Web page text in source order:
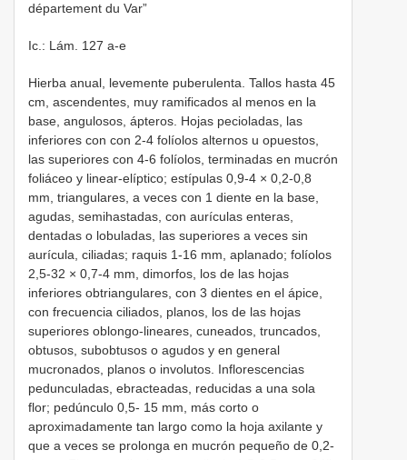
département du Var”
Ic.: Lám. 127 a-e
Hierba anual, levemente puberulenta. Tallos hasta 45
cm, ascendentes, muy ramificados al menos en la
base, angulosos, ápteros. Hojas pecioladas, las
inferiores con con 2-4 folíolos alternos u opuestos,
las superiores con 4-6 folíolos, terminadas en mucrón
foliáceo y linear-elíptico; estípulas 0,9-4 × 0,2-0,8
mm, triangulares, a veces con 1 diente en la base,
agudas, semihastadas, con aurículas enteras,
dentadas o lobuladas, las superiores a veces sin
aurícula, ciliadas; raquis 1-16 mm, aplanado; folíolos
2,5-32 × 0,7-4 mm, dimorfos, los de las hojas
inferiores obtriangulares, con 3 dientes en el ápice,
con frecuencia ciliados, planos, los de las hojas
superiores oblongo-lineares, cuneados, truncados,
obtusos, subobtusos o agudos y en general
mucronados, planos o involutos. Inflorescencias
pedunculadas, ebracteadas, reducidas a una sola
flor; pedúnculo 0,5- 15 mm, más corto o
aproximadamente tan largo como la hoja axilante y
que a veces se prolonga en mucrón pequeño de 0,2-